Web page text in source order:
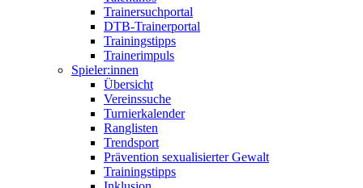
Trainersuchportal
DTB-Trainerportal
Trainingstipps
Trainerimpuls
Spieler:innen
Übersicht
Vereinssuche
Turnierkalender
Ranglisten
Trendsport
Prävention sexualisierter Gewalt
Trainingstipps